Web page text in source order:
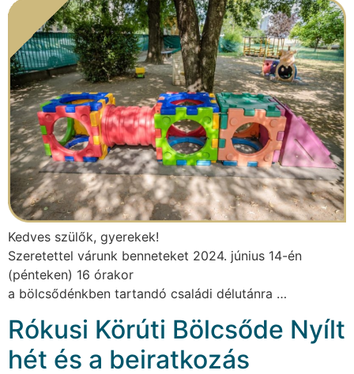
Kedves szülők, gyerekek!
Szeretettel várunk benneteket 2024. június 14-én
(pénteken) 16 órakor
a bölcsődénkben tartandó családi délutánra …
Rókusi Körúti Bölcsőde Nyílt
hét és a beiratkozás